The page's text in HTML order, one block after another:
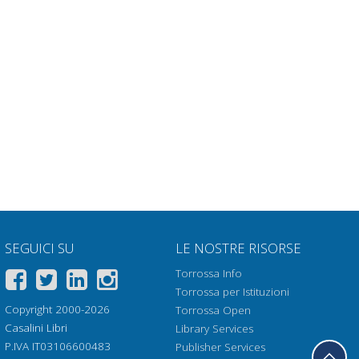
SEGUICI SU
Copyright 2000-2026
Casalini Libri
P.IVA IT03106600483
LE NOSTRE RISORSE
Torrossa Info
Torrossa per Istituzioni
Torrossa Open
Library Services
Publisher Services